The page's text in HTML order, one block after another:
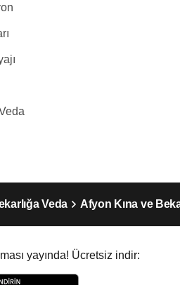
Veda Afyon Kına ve
yayında! Ücretsiz indir: